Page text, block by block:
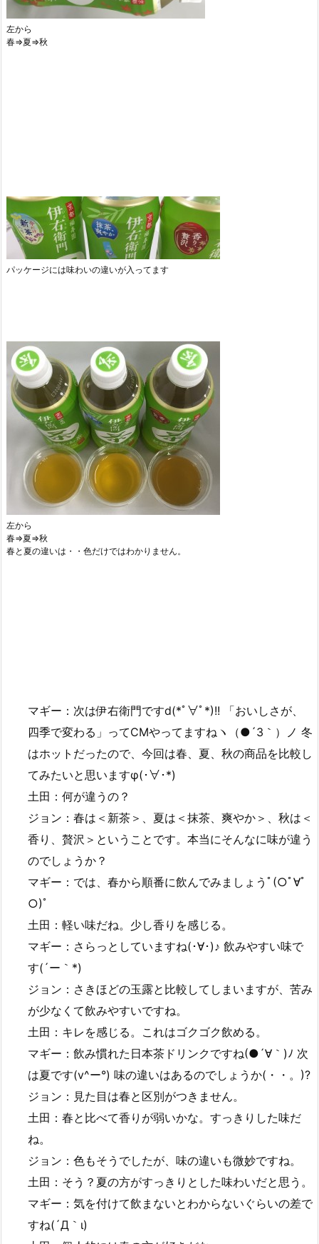
左から
春⇒夏⇒秋
パッケージには味わいの違いが入ってます
左から
春⇒夏⇒秋
春と夏の違いは・・色だけではわかりません。
マギー：次は伊右衛門ですd(*ﾟ∀ﾟ*)!! 「おいしさが、
四季で変わる」ってCMやってますねヽ（●´3｀）ノ 冬
はホットだったので、今回は春、夏、秋の商品を比較し
てみたいと思いますφ(･∀･*)
土田：何が違うの？
ジョン：春は＜新茶＞、夏は＜抹茶、爽やか＞、秋は＜
香り、贅沢＞ということです。本当にそんなに味が違う
のでしょうか？
マギー：では、春から順番に飲んでみましょうﾟ(○ﾟ∀ﾟ
○)ﾟ
土田：軽い味だね。少し香りを感じる。
マギー：さらっとしていますね(･∀･)♪ 飲みやすい味で
す(´ー｀*)
ジョン：さきほどの玉露と比較してしまいますが、苦み
が少なくて飲みやすいですね。
土田：キレを感じる。これはゴクゴク飲める。
マギー：飲み慣れた日本茶ドリンクですね(●´∀｀)ﾉ 次
は夏です(v^ー°) 味の違いはあるのでしょうか(・・。)?
ジョン：見た目は春と区別がつきません。
土田：春と比べて香りが弱いかな。すっきりした味だ
ね。
ジョン：色もそうでしたが、味の違いも微妙ですね。
土田：そう？夏の方がすっきりとした味わいだと思う。
マギー：気を付けて飲まないとわからないぐらいの差で
すね(´Д｀ι)